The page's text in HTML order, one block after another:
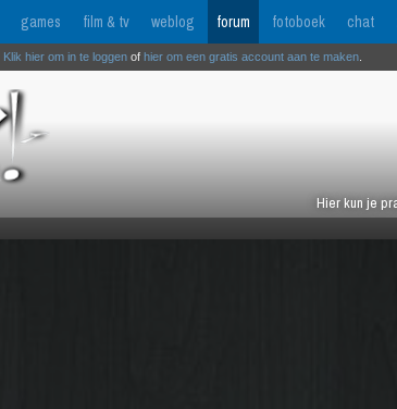
games film & tv weblog forum fotoboek chat
Hier kun je
Klik hier om in te loggen of hier om een gratis account aan te maken